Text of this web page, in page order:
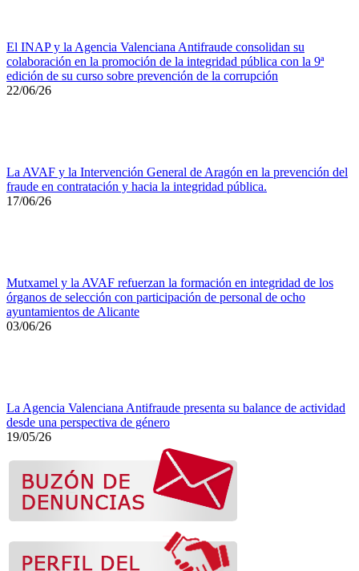
El INAP y la Agencia Valenciana Antifraude consolidan su
colaboración en la promoción de la integridad pública con la 9ª
edición de su curso sobre prevención de la corrupción
22/06/26
La AVAF y la Intervención General de Aragón en la prevención del
fraude en contratación y hacia la integridad pública.
17/06/26
Mutxamel y la AVAF refuerzan la formación en integridad de los
órganos de selección con participación de personal de ocho
ayuntamientos de Alicante
03/06/26
La Agencia Valenciana Antifraude presenta su balance de actividad
desde una perspectiva de género
19/05/26